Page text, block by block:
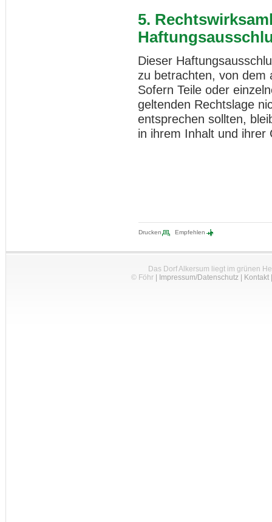
5.
Dieser
zu betrachten, von dem
Sofern Teile oder
geltenden Rechtslage
entsprechen sollten,
in ihrem Inhalt und ihrer
Drucken Empfehlen
Das Dorf Alkersum liegt im grünen
© Föhr| Impressum/Datenschutz| Kontakt